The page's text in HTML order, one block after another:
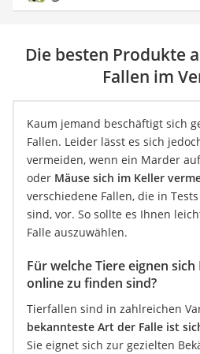
Die besten Produkte
Fallen im
Kaum jemand beschäftigt sich
Fallen. Leider lässt es sich
vermeiden, wenn ein Marder
oder Mäuse sich im Keller
verschiedene Fallen, die in
sind, vor. So sollte es Ihnen
Falle auszuwählen.
Für welche Tiere eignen sich
online zu finden sind?
Tierfallen sind in zahlreichen
bekannteste Art der Falle ist
Sie eignet sich zur gezielten